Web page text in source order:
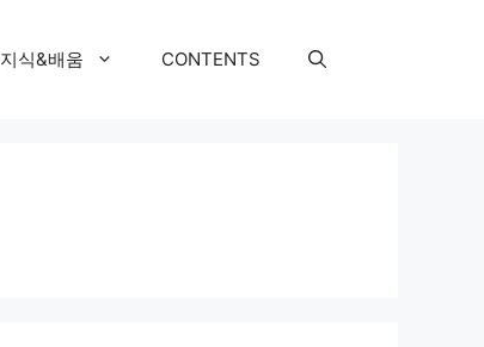
지식&배움 CONTENTS